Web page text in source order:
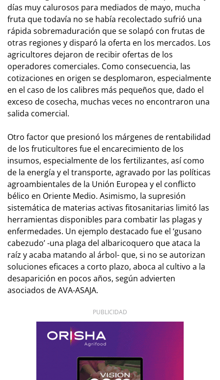
días muy calurosos para mediados de mayo, mucha
fruta que todavía no se había recolectado sufrió una
rápida sobremaduración que se solapó con frutas de
otras regiones y disparó la oferta en los mercados. Los
agricultores dejaron de recibir ofertas de los
operadores comerciales. Como consecuencia, las
cotizaciones en origen se desplomaron, especialmente
en el caso de los calibres más pequeños que, dado el
exceso de cosecha, muchas veces no encontraron una
salida comercial.
Otro factor que presionó los márgenes de rentabilidad
de los fruticultores fue el encarecimiento de los
insumos, especialmente de los fertilizantes, así como
de la energía y el transporte, agravado por las políticas
agroambientales de la Unión Europea y el conflicto
bélico en Oriente Medio. Asimismo, la supresión
sistemática de materias activas fitosanitarias limitó las
herramientas disponibles para combatir las plagas y
enfermedades. Un ejemplo destacado fue el ‘gusano
cabezudo’ -una plaga del albaricoquero que ataca la
raíz y acaba matando al árbol- que, si no se autorizan
soluciones eficaces a corto plazo, aboca al cultivo a la
desaparición en pocos años, según advierten
asociados de AVA-ASAJA.
PUBLICIDAD